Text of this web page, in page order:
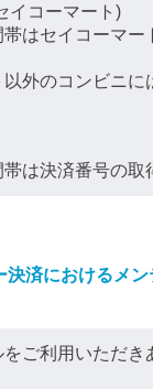
イコーマート)
帯はセイコーマ
外のコンビニに
は決済番号の取
決済におけるメ
ご利用いただき